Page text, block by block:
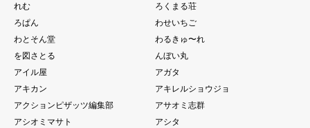
れむ
ろくまる荘
ろぱん
わせいちご
わとそん堂
わるきゅ〜れ
を図さとる
んぼい丸
アイル屋
アガタ
アキカン
アキレルショウジョ
アクションピザッツ編集部
アサオミ志群
アシオミマサト
アシタ